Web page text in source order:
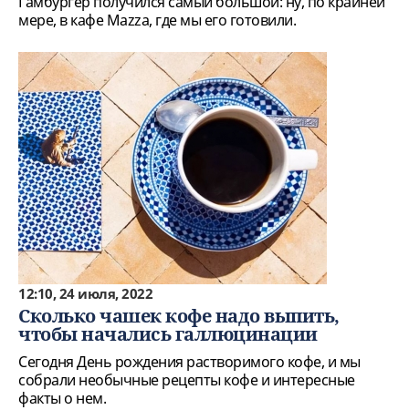
мере, в кафе Mazza, где мы его готовили.
12:10, 24 июля, 2022
Сколько чашек кофе надо выпить,
чтобы начались галлюцинации
Сегодня День рождения растворимого кофе, и мы
собрали необычные рецепты кофе и интересные
факты о нем.